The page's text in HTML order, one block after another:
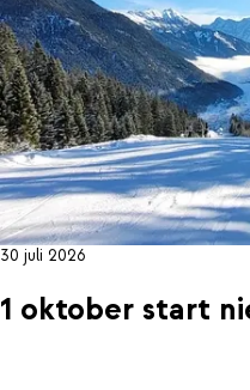
30 juli 2026
1 oktober start